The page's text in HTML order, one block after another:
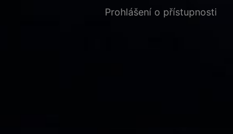
Prohlášení o přístupnosti